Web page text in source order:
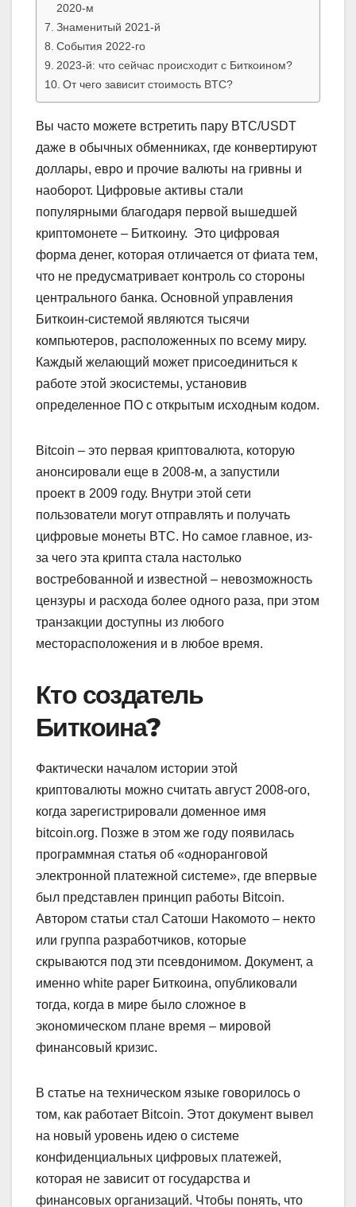
2020-м
Знаменитый 2021-й
События 2022-го
2023-й: что сейчас происходит с Биткоином?
От чего зависит стоимость BTC?
Вы часто можете встретить пару BTC/USDT
даже в обычных обменниках, где конвертируют
доллары, евро и прочие валюты на гривны и
наоборот. Цифровые активы стали
популярными благодаря первой вышедшей
криптомонете – Биткоину. Это цифровая
форма денег, которая отличается от фиата тем,
что не предусматривает контроль со стороны
центрального банка. Основной управления
Биткоин-системой являются тысячи
компьютеров, расположенных по всему миру.
Каждый желающий может присоединиться к
работе этой экосистемы, установив
определенное ПО с открытым исходным кодом.
Bitcoin – это первая криптовалюта, которую
анонсировали еще в 2008-м, а запустили
проект в 2009 году. Внутри этой сети
пользователи могут отправлять и получать
цифровые монеты BTC. Но самое главное, из-
за чего эта крипта стала настолько
востребованной и известной – невозможность
цензуры и расхода более одного раза, при этом
транзакции доступны из любого
месторасположения и в любое время.
Кто создатель
Биткоина?
Фактически началом истории этой
криптовалюты можно считать август 2008-ого,
когда зарегистрировали доменное имя
bitcoin.org. Позже в этом же году появилась
программная статья об «одноранговой
электронной платежной системе», где впервые
был представлен принцип работы Bitcoin.
Автором статьи стал Сатоши Накомото – некто
или группа разработчиков, которые
скрываются под эти псевдонимом. Документ, а
именно white paper Биткоина, опубликовали
тогда, когда в мире было сложное в
экономическом плане время – мировой
финансовый кризис.
В статье на техническом языке говорилось о
том, как работает Bitcoin. Этот документ вывел
на новый уровень идею о системе
конфиденциальных цифровых платежей,
которая не зависит от государства и
финансовых организаций. Чтобы понять, что